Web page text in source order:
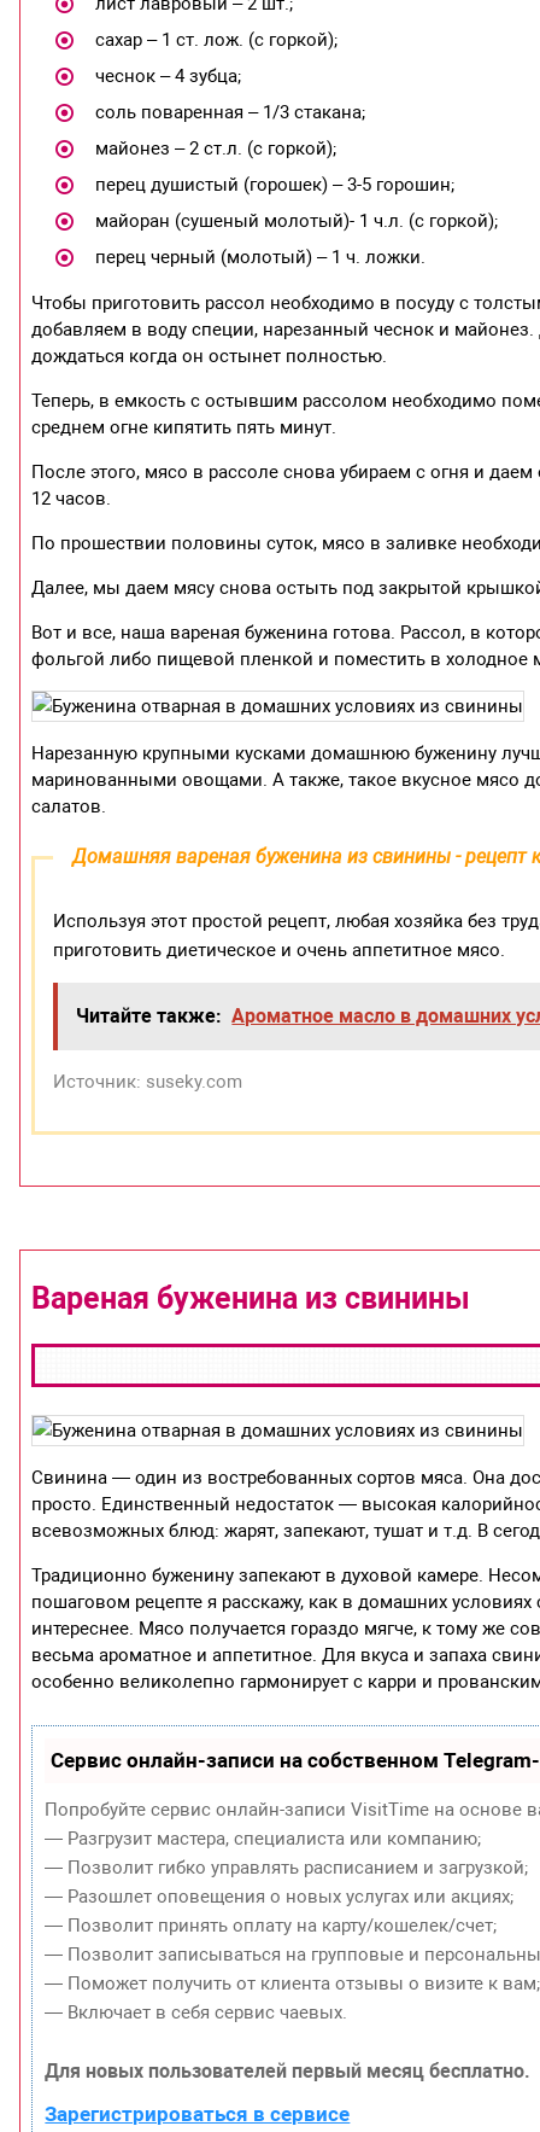
сахар – 1 ст. лож. (с горкой);
чеснок – 4 зубца;
соль поваренная – 1/3 стакана;
майонез – 2 ст.л. (с горкой);
перец душистый (горошек) – 3-5 горошин;
майоран (сушеный молотый)- 1 ч.л. (с горкой);
перец черный (молотый) – 1 ч. ложки.
Чтобы приготовить рассол необходимо в посуду с
добавляем в воду специи, нарезанный чеснок и
дождаться когда он остынет полностью.
Теперь, в емкость с остывшим рассолом необходимо
среднем огне кипятить пять минут.
После этого, мясо в рассоле снова убираем с огня и
12 часов.
По прошествии половины суток, мясо в заливке
Далее, мы даем мясу снова остыть под закрытой
Вот и все, наша вареная буженина готова. Рассол, в
фольгой либо пищевой пленкой и поместить в холодное
Нарезанную крупными кусками домашнюю буженину
маринованными овощами. А также, такое вкусное мясо
салатов.
Домашняя вареная буженина из свинины - рецепт
Используя этот простой рецепт, любая хозяйка без
приготовить диетическое и очень аппетитное мясо.
Читайте также: Ароматное масло в домашних
Источник: suseky.com
Вареная буженина из свинины
Свинина — один из востребованных сортов мяса. Она
просто. Единственный недостаток — высокая
всевозможных блюд: жарят, запекают, тушат и т.д. В
Традиционно буженину запекают в духовой камере.
пошаговом рецепте я расскажу, как в домашних
интереснее. Мясо получается гораздо мягче, к тому же
весьма ароматное и аппетитное. Для вкуса и запаха
особенно великолепно гармонирует с карри и
Сервис онлайн-записи на собственном
Попробуйте сервис онлайн-записи VisitTime на основе
— Разгрузит мастера, специалиста или компанию;
— Позволит гибко управлять расписанием и загрузкой;
— Разошлет оповещения о новых услугах или акциях;
— Позволит принять оплату на карту/кошелек/счет;
— Позволит записываться на групповые и
— Поможет получить от клиента отзывы о визите к вам;
— Включает в себя сервис чаевых.
Для новых пользователей первый месяц бесплатно.
Зарегистрироваться в сервисе